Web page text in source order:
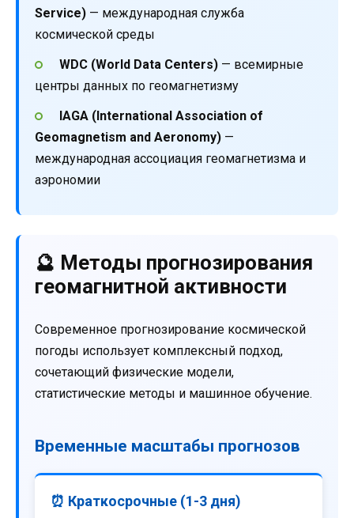
Service) — международная служба
космической среды
WDC (World Data Centers)— всемирные
центры данных по геомагнетизму
IAGA (International Association of
Geomagnetism and Aeronomy) —
международная ассоциация геомагнетизма и
аэрономии
🔮 Методы прогнозирования
геомагнитной активности
Современное прогнозирование космической
погоды использует комплексный подход,
сочетающий физические модели,
статистические методы и машинное обучение.
Временные масштабы прогнозов
⏰ Краткосрочные (1-3 дня)